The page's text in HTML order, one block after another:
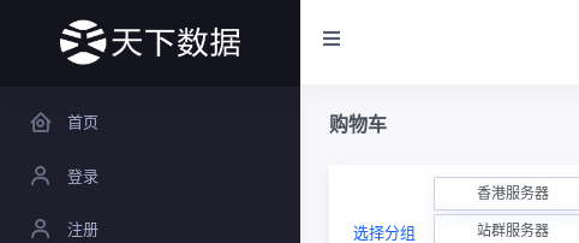
首页
登录
注册
购物车
选择分组
香港服务器
站群服务器